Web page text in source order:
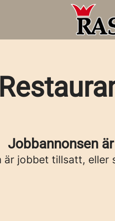
Jobbannonsen
är jobbet tillsatt, eller